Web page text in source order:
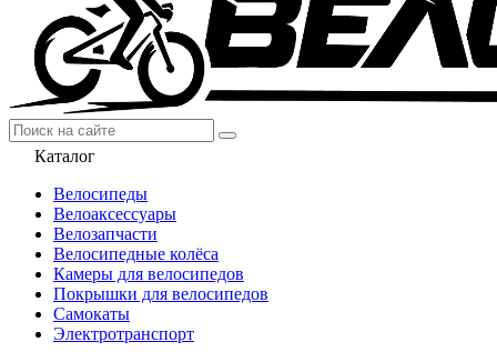
Каталог
Велосипеды
Велоаксессуары
Велозапчасти
Велосипедные колёса
Камеры для велосипедов
Покрышки для велосипедов
Самокаты
Электротранспорт